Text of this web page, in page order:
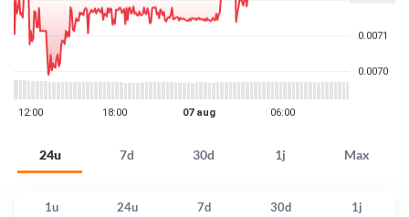
24u 7d 30d 1j Max
1u 24u 7d 30d
1j